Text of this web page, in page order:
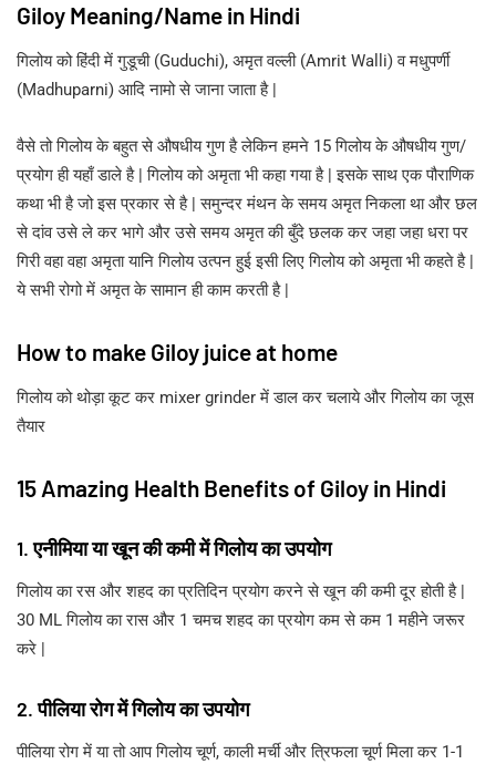
Giloy Meaning/Name in Hindi
गिलोय को हिंदी में गुडूची (Guduchi), अमृत वल्ली (Amrit Walli) व मधुपर्णी
(Madhuparni) आदि नामो से जाना जाता है |
वैसे तो गिलोय के बहुत से औषधीय गुण है लेकिन हमने 15 गिलोय के औषधीय गुण/
प्रयोग ही यहाँ डाले है | गिलोय को अमृता भी कहा गया है | इसके साथ एक पौराणिक
कथा भी है जो इस प्रकार से है | समुन्दर मंथन के समय अमृत निकला था और छल
से दांव उसे ले कर भागे और उसे समय अमृत की बुँदे छलक कर जहा जहा धरा पर
गिरी वहा वहा अमृता यानि गिलोय उत्पन हुई इसी लिए गिलोय को अमृता भी कहते है |
ये सभी रोगो में अमृत के सामान ही काम करती है |
How to make Giloy juice at home
गिलोय को थोड़ा कूट कर mixer grinder में डाल कर चलाये और गिलोय का जूस
तैयार
15 Amazing Health Benefits of Giloy in Hindi
1. एनीमिया या खून की कमी में गिलोय का उपयोग
गिलोय का रस और शहद का प्रतिदिन प्रयोग करने से खून की कमी दूर होती है |
30 ML गिलोय का रास और 1 चमच शहद का प्रयोग कम से कम 1 महीने जरूर
करे |
2. पीलिया रोग में गिलोय का उपयोग
पीलिया रोग में या तो आप गिलोय चूर्ण, काली मर्ची और त्रिफला चूर्ण मिला कर 1-1